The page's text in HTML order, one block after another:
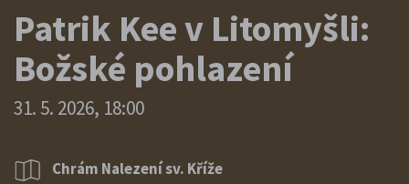
Patrik Kee v Litomyšli:
Božské pohlazení
31. 5. 2026, 18:00
Chrám Nalezení sv. Kříže